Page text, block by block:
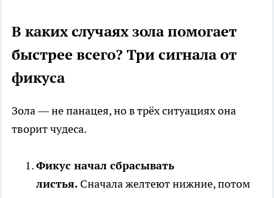
В каких случаях зола помогает
быстрее всего? Три сигнала от
фикуса
Зола — не панацея, но в трёх ситуациях она
творит чудеса.
Фикус начал сбрасывать
листья. Сначала желтеют нижние, потом